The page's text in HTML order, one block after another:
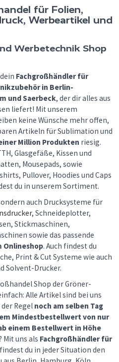
für Folien,
Werbeartikel und
Werbetechnik Shop
Fachgroßhändler für
in Berlin-
und Saerbeck, der dir alles aus
liefert! Mit unserem
keine Wünsche mehr offen,
Artikeln für Sublimation und
Million Produkten riesig.
Glasgefäße, Kissen und
Mousepads, sowie
Pullover, Hoodies und Caps
du in unserem Sortiment.
auch Drucksysteme für
, Schneideplotter,
Stickmaschinen,
sowie das passende
Onlineshop. Auch findest du
Print & Cut Systeme wie auch
Solvent-Drucker.
Shop der Gröner-
Alle Artikel sind bei uns
Regel noch am selben Tag
Mindestbestellwert von nur
einem Bestellwert in Höhe
Mit uns als Fachgroßhändler für
du in jeder Situation den